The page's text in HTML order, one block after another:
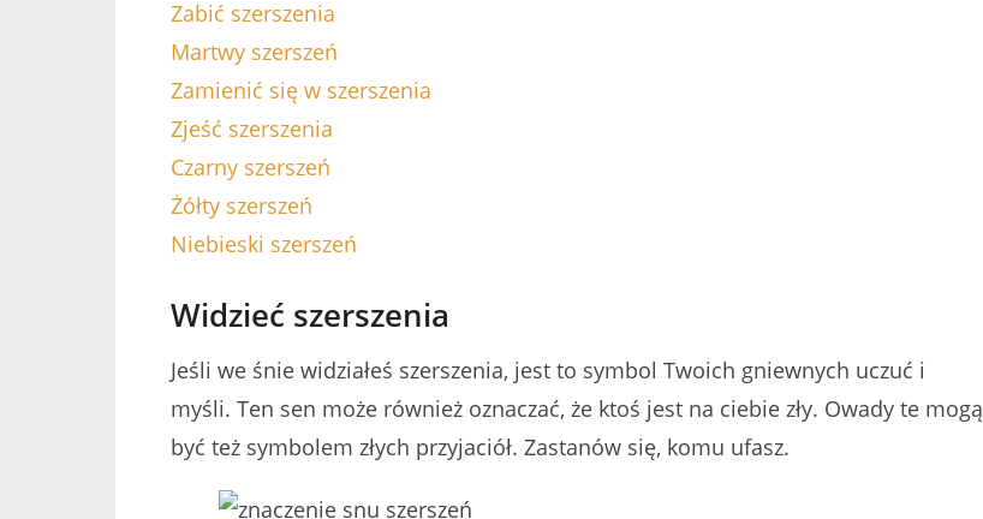
Zabić szerszenia
Martwy szerszeń
Zamienić się w szerszenia
Zjeść szerszenia
Czarny szerszeń
Żółty szerszeń
Niebieski szerszeń
Widzieć szerszenia
Jeśli we śnie widziałeś szerszenia, jest to symbol Twoich gniewnych uczuć i
myśli. Ten sen może również oznaczać, że ktoś jest na ciebie zły. Owady te mogą
być też symbolem złych przyjaciół. Zastanów się, komu ufasz.